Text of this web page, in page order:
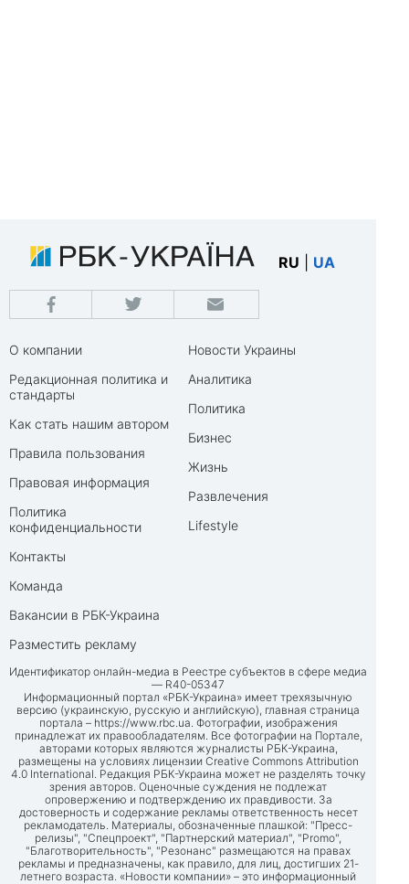
RU UA
О компании
Редакционная политика и
стандарты
Как стать нашим автором
Правила пользования
Правовая информация
Политика
конфиденциальности
Контакты
Команда
Вакансии в РБК-Украина
Разместить рекламу
Новости Украины
Аналитика
Политика
Бизнес
Жизнь
Развлечения
Lifestyle
Идентификатор онлайн-медиа в Реестре субъектов в сфере медиа
— R40-05347
Информационный портал «РБК-Украина» имеет трехязычную
версию (украинскую, русскую и английскую), главная страница
портала – https://www.rbc.ua. Фотографии, изображения
принадлежат их правообладателям. Все фотографии на Портале,
авторами которых являются журналисты РБК-Украина,
размещены на условиях лицензии Creative Commons Attribution
4.0 International. Редакция РБК-Украина может не разделять точку
зрения авторов. Оценочные суждения не подлежат
опровержению и подтверждению их правдивости. За
достоверность и содержание рекламы ответственность несет
рекламодатель. Материалы, обозначенные плашкой: "Пресс-
релизы", "Спецпроект", "Партнерский материал", "Promo",
"Благотворительность", "Резонанс" размещаются на правах
рекламы и предназначены, как правило, для лиц, достигших 21-
летнего возраста. «Новости компании» – это информационный